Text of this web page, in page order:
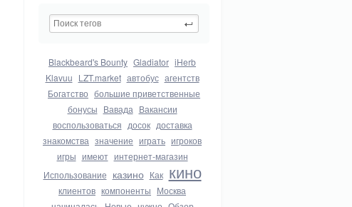
Blackbeard's Bounty Gladiator iHerb
Klavuu LZT.market автобус агентств
Богатство большие приветственные
бонусы Вавада Вакансии
воспользоваться досок доставка
знакомства значение играть игроков
игры имеют интернет-магазин
Использование казино Как кино
клиентов компоненты Москва